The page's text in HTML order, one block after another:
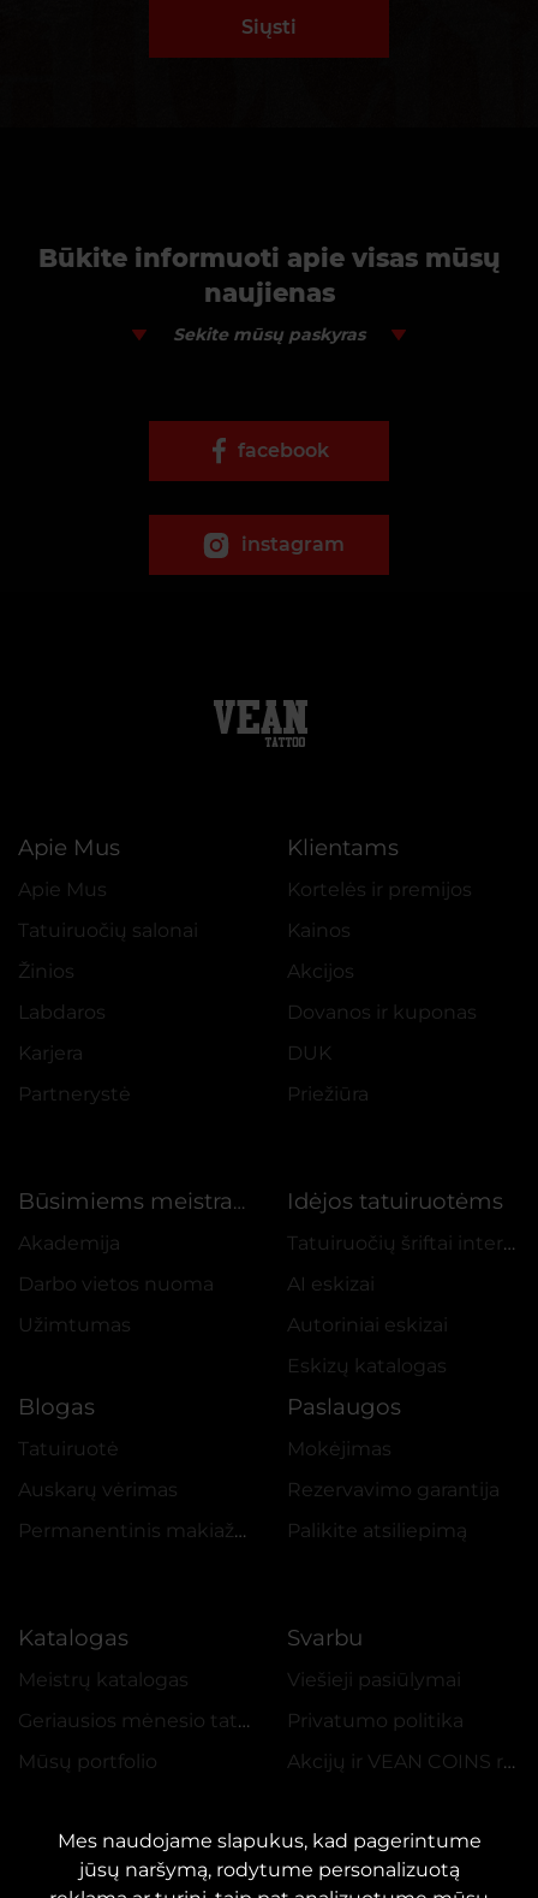
Siųsti
Būkite informuoti apie visas mūsų
naujienas
Sekite mūsų paskyras
facebook
instagram
Apie Mus
Apie Mus
Tatuiruočių salonai
Žinios
Labdaros
Karjera
Partnerystė
Klientams
Kortelės ir premijos
Kainos
Akcijos
Dovanos ir kuponas
DUK
Priežiūra
Būsimiems meistrams
Akademija
Darbo vietos nuoma
Užimtumas
Idėjos tatuiruotėms
Tatuiruočių šriftai internetu
AI eskizai
Autoriniai eskizai
Eskizų katalogas
Blogas
Tatuiruotė
Auskarų vėrimas
Permanentinis makiažas
Paslaugos
Mokėjimas
Rezervavimo garantija
Palikite atsiliepimą
Katalogas
Meistrų katalogas
Geriausios mėnesio tatuiruotės
Mūsų portfolio
Svarbu
Viešieji pasiūlymai
Privatumo politika
Akcijų ir VEAN COINS reglamentas
Mes naudojame slapukus, kad pagerintume
jūsų naršymą, rodytume personalizuotą